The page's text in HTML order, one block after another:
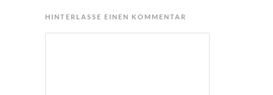
HINTERLASSE EINEN KOMMENTAR